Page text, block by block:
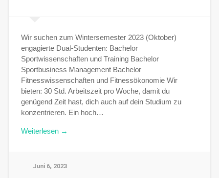
Wir suchen zum Wintersemester 2023 (Oktober)
engagierte Dual-Studenten: Bachelor
Sportwissenschaften und Training Bachelor
Sportbusiness Management Bachelor
Fitnesswissenschaften und Fitnessökonomie Wir
bieten: 30 Std. Arbeitszeit pro Woche, damit du
genügend Zeit hast, dich auch auf dein Studium zu
konzentrieren. Ein hoch…
Weiterlesen →
Juni 6, 2023